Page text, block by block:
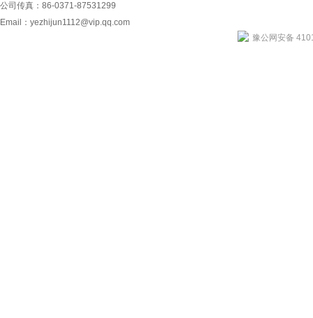
公司传真：86-0371-87531299
Email： yezhijun1112@vip.qq.com
豫公网安备